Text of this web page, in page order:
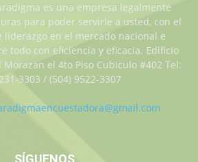
es una empresa legalmente
para poder servirle a usted, con el
liderazgo en el mercado nacional e
todo con eficiencia y eficacia. Edificio
Morazan el 4to Piso Cubiculo #402 Tel:
3303 / (504) 9522-3307
SÍGUENOS